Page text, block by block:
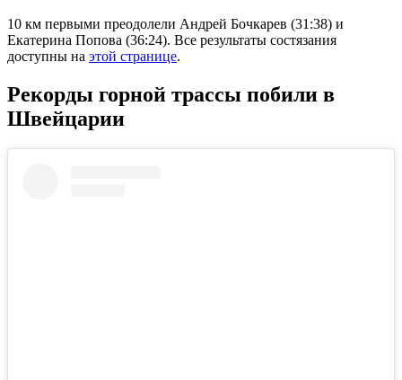
10 км первыми преодолели Андрей Бочкарев (31:38) и
Екатерина Попова (36:24). Все результаты состязания
доступны на этой странице.
Рекорды горной трассы побили в
Швейцарии